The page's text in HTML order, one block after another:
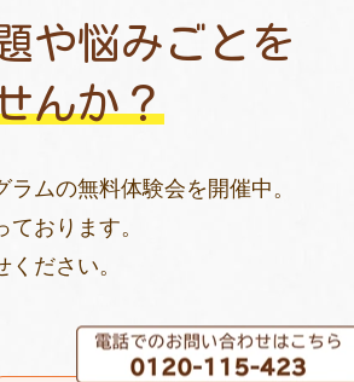
や悩みごとを
んか？
ラムの無料体験会を開催中。
おります。
ださい。